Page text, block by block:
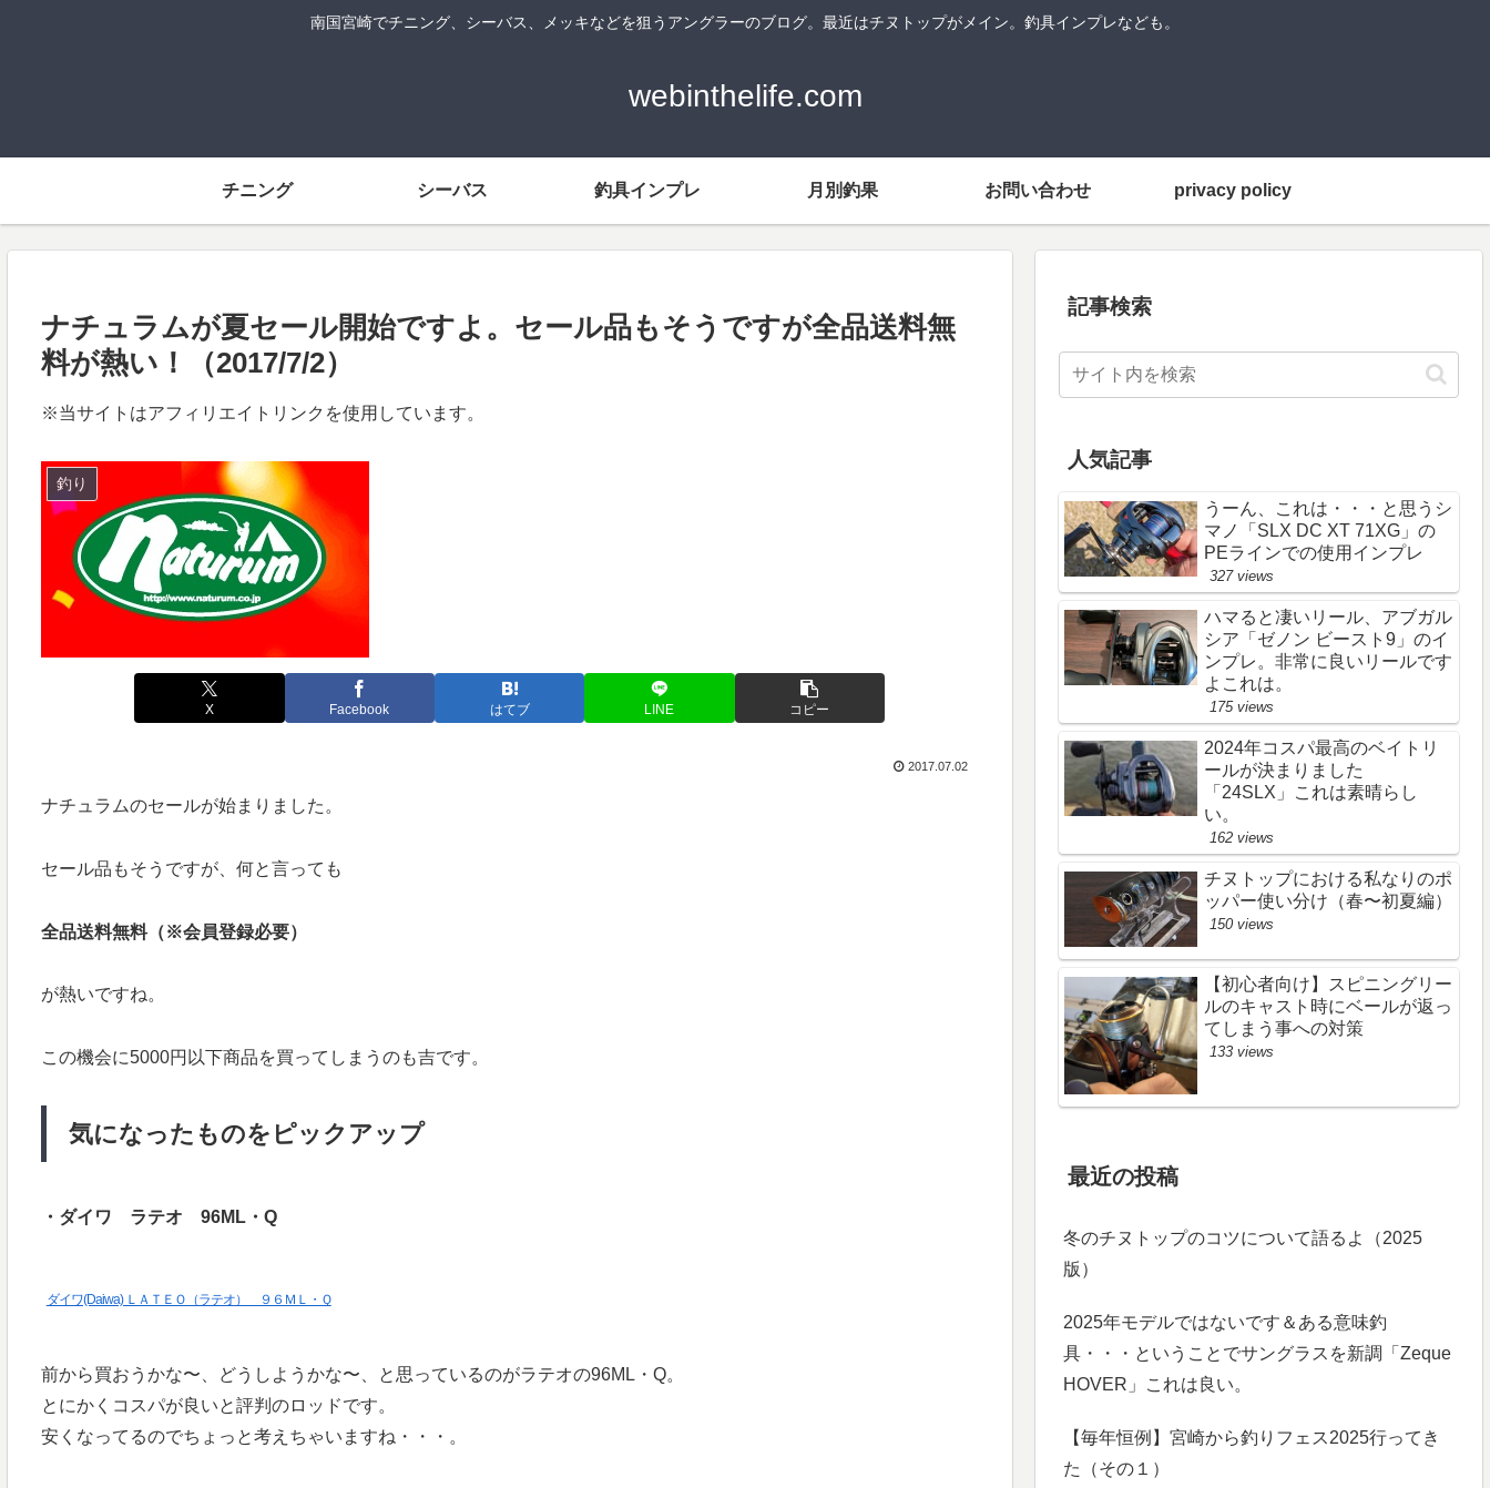
南国宮崎でチニング、シーバス、メッキなどを狙うアングラーのブログ。最近はチヌトップがメイン。釣具インプレなども。
webinthelife.com
チニング シーバス 釣具インプレ 月別釣果 お問い合わせ privacy policy
ナチュラムが夏セール開始ですよ。セール品もそうですが全品送料無
料が熱い！（2017/7/2）
※当サイトはアフィリエイトリンクを使用しています。
釣り
X Facebook はてブ LINE コピー
2017.07.02
ナチュラムのセールが始まりました。
セール品もそうですが、何と言っても
全品送料無料（※会員登録必要）
が熱いですね。
この機会に5000円以下商品を買ってしまうのも吉です。
気になったものをピックアップ
・ダイワ ラテオ 96ML・Q
ダイワ(Daiwa) ＬＡＴＥＯ（ラテオ） ９６ＭＬ・Ｑ
前から買おうかな〜、どうしようかな〜、と思っているのがラテオの96ML・Q。
とにかくコスパが良いと評判のロッドです。
安くなってるのでちょっと考えちゃいますね・・・。
記事検索
人気記事
うーん、これは・・・と思うシ
マノ「SLX DC XT 71XG」の
PEラインでの使用インプレ
327 views
ハマると凄いリール、アブガル
シア「ゼノン ビースト9」のイ
ンプレ。非常に良いリールです
よこれは。
175 views
2024年コスパ最高のベイトリ
ールが決まりました
「24SLX」これは素晴らし
い。
162 views
チヌトップにおける私なりのポ
ッパー使い分け（春〜初夏編）
150 views
【初心者向け】スピニングリー
ルのキャスト時にベールが返っ
てしまう事への対策
133 views
最近の投稿
冬のチヌトップのコツについて語るよ（2025
版）
2025年モデルではないです＆ある意味釣
具・・・ということでサングラスを新調「Zeque
HOVER」これは良い。
【毎年恒例】宮崎から釣りフェス2025行ってき
た（その１）